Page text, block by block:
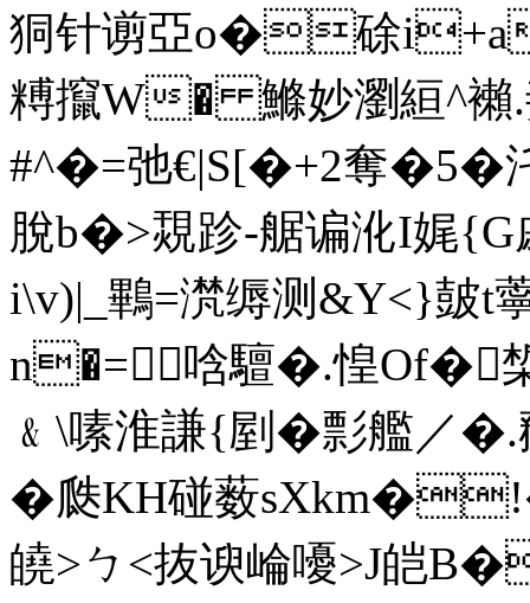
狪针谫亞o�硢i+a
糐攛W� 鰷妙瀏絙^襰.
#^�=弛€|S[�+2奪
脫b�>覝跈-艍谝沎I娓
i\v)|_鷝=滼缛测&Y<}皷t
n�=唅驙�.惶Of�
﹠\嗉淮謙{剭�彯艦／
�瓞KH碰薮
皢>ㄅ<抜谀崘嚘>J皑